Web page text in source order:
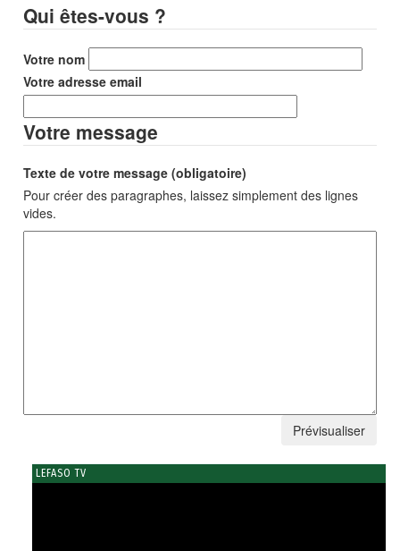
Qui êtes-vous ?
Votre nom
Votre adresse email
Votre message
Texte de votre message (obligatoire)
Pour créer des paragraphes, laissez simplement des lignes
vides.
LEFASO TV